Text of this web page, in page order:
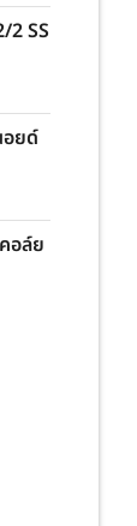
2 SS
อยด์
อล์ย